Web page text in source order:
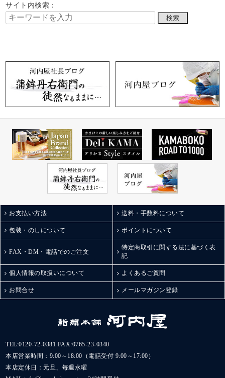
サイト内検索：
お支払い方法 送料・手数料について
包装・のしについて ポイントについて
FAX・DM・電話でのご注文
特定商取引に関する法に基づく表
記
個人情報の取扱いについて よくあるご質問
お問合せ メールマガジン登録
TEL:0120-72-0381 FAX:0765-23-0340
本店営業時間：9:00～18:00（電話受付 9:00～17:00）
本店定休日：元旦、毎週水曜